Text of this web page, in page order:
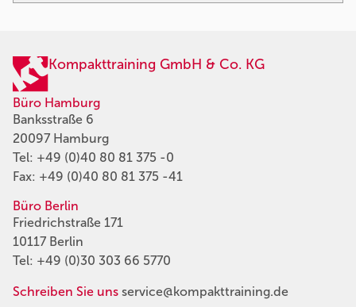
Kompakttraining GmbH & Co. KG
Büro Hamburg
Banksstraße 6
20097 Hamburg
Tel: +49 (0)40 80 81 375 -0
Fax: +49 (0)40 80 81 375 -41
Büro Berlin
Friedrichstraße 171
10117 Berlin
Tel: +49 (0)30 303 66 5770
Schreiben Sie uns service@kompakttraining.de